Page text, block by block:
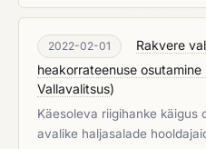
2022-02-01
Rakvere
heakorrateenuse
Vallavalitsus)
Käesoleva riigihanke käigus
avalike haljasalade